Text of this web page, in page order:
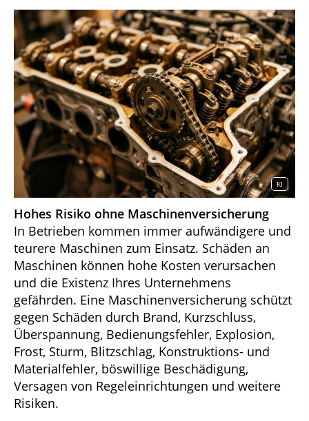
KI
Hohes Risiko ohne Maschinenversicherung
In Betrieben kommen immer aufwändigere und
teurere Maschinen zum Einsatz. Schäden an
Maschinen können hohe Kosten verursachen
und die Existenz Ihres Unternehmens
gefährden. Eine Maschinenversicherung schützt
gegen Schäden durch Brand, Kurzschluss,
Überspannung, Bedienungsfehler, Explosion,
Frost, Sturm, Blitzschlag, Konstruktions- und
Materialfehler, böswillige Beschädigung,
Versagen von Regeleinrichtungen und weitere
Risiken.